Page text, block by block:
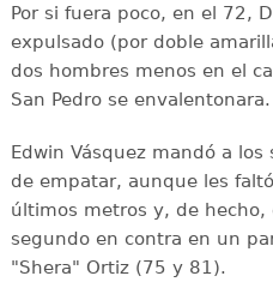
Por si fuera poco, en el 72,
expulsado (por doble
dos hombres menos en el
San Pedro se envalentonara.
Edwin Vásquez mandó a
de empatar, aunque les
últimos metros y, de hecho,
segundo en contra en un
"Shera" Ortiz (75 y 81).